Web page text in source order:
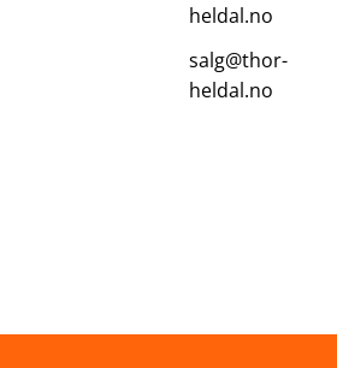
heldal.no
salg@thor-
heldal.no